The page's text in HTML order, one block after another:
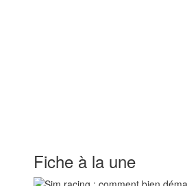
Fiche à la une